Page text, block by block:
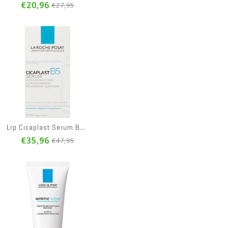
€13,42
€20,65
€15,28
€23,50
€17,21
€20,96 €27,95
Lrp Cicaplast Serum B5 30ml
€35,96 €47,95